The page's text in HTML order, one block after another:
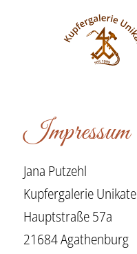
Impressum
Jana Putzehl
Kupfergalerie Unikate
Hauptstraße 57a
21684 Agathenburg